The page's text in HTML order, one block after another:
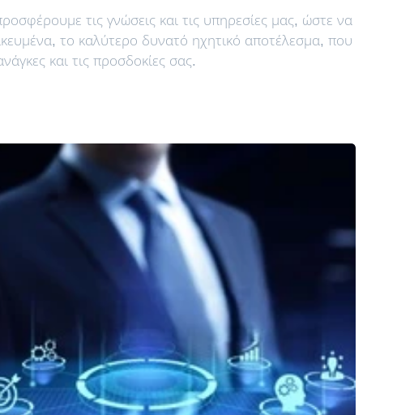
τις γνώσεις και τις υπηρεσίες μας, ώστε να
το καλύτερο δυνατό ηχητικό αποτέλεσμα, που
και τις προσδοκίες σας.